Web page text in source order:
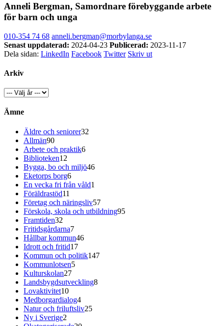
Anneli Bergman, Samordnare förebyggande arbete
för barn och unga
010-354 74 68 anneli.bergman@morbylanga.se
Senast uppdaterad: 2024-04-23 Publicerad: 2023-11-17
Dela sidan: LinkedIn Facebook Twitter Skriv ut
Arkiv
Ämne
Äldre och seniorer32
Allmän90
Arbete och praktik6
Biblioteken12
Bygga, bo och miljö46
Eketorps borg6
En vecka fri från våld1
Föräldrastöd11
Företag och näringsliv57
Förskola, skola och utbildning95
Framtiden32
Fritidsgårdarna7
Hållbar kommun46
Idrott och fritid17
Kommun och politik147
Kommunlotsen5
Kulturskolan27
Landsbygdsutveckling8
Lovaktivitet10
Medborgardialog4
Natur och friluftsliv25
Ny i Sverige2